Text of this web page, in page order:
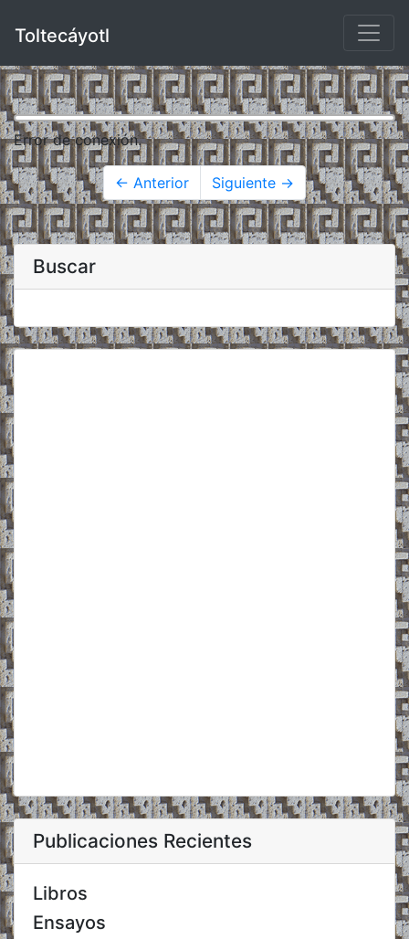
Toltecáyotl
Error de conexión.
← Anterior Siguiente →
Buscar
Publicaciones Recientes
Libros
Ensayos